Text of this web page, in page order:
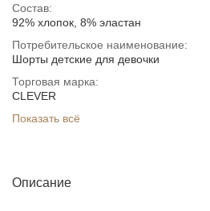
Состав:
92% хлопок, 8% эластан
Потребительское наименование:
Шорты детские для девочки
Торговая марка:
CLEVER
Показать всё
Описание